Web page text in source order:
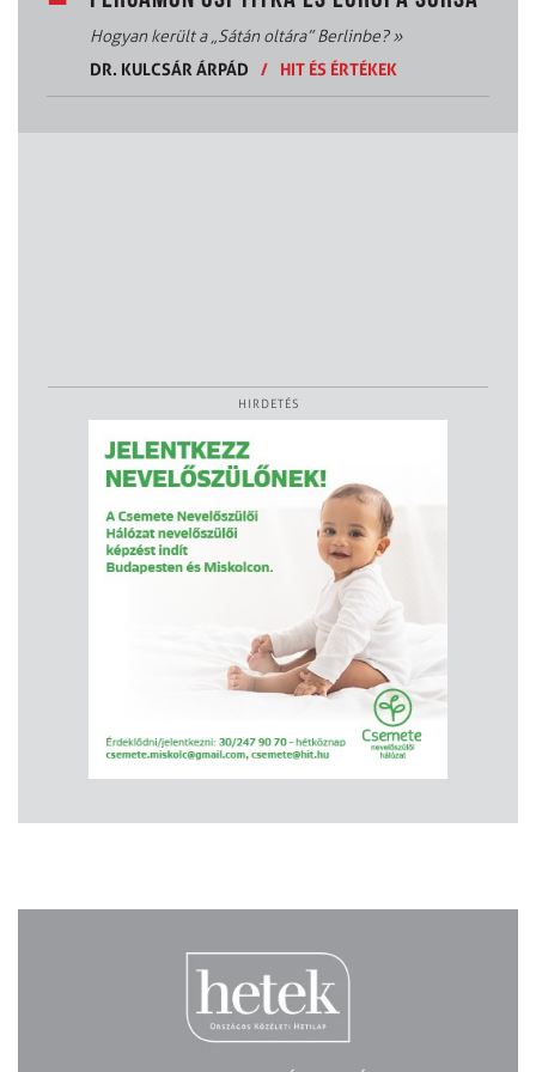
Hogyan került a „Sátán oltára” Berlinbe?»
DR. KULCSÁR ÁRPÁD
/ HIT ÉS ÉRTÉKEK
HIRDETÉS